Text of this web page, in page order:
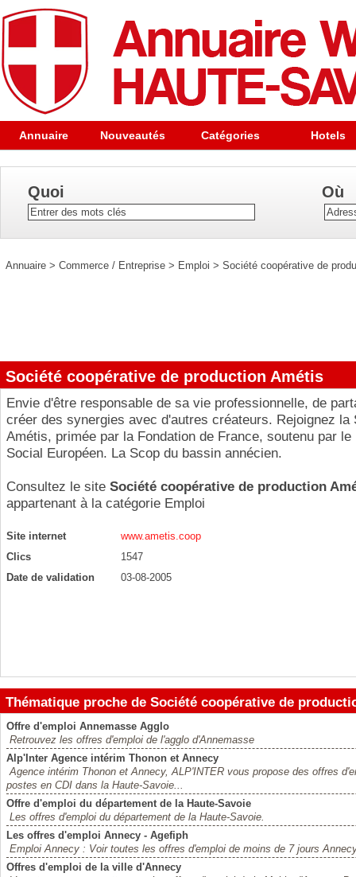
Annuaire Nouveautés Catégories Hotels
Quoi Où
Annuaire > Commerce / Entreprise > Emploi > Société coopérative de
Société coopérative de production Amétis
Envie d'être responsable de sa vie professionnelle, de
créer des synergies avec d'autres créateurs. Rejoignez la
Amétis, primée par la Fondation de France, soutenu par le
Social Européen. La Scop du bassin annécien.
Consultez le site Société coopérative de production
appartenant à la catégorie Emploi
Site internet
www.ametis.coop
Clics
1547
Date de validation
03-08-2005
Thématique proche de Société coopérative de
Offre d'emploi Annemasse Agglo
Retrouvez les offres d'emploi de l'agglo d'Annemasse
Alp'Inter Agence intérim Thonon et Annecy
Agence intérim Thonon et Annecy, ALP'INTER vous propose des offres
postes en CDI dans la Haute-Savoie...
Offre d'emploi du département de la Haute-Savoie
Les offres d'emploi du département de la Haute-Savoie.
Les offres d'emploi Annecy - Agefiph
Emploi Annecy : Voir toutes les offres d'emploi de moins de 7 jours
Offres d'emploi de la ville d'Annecy